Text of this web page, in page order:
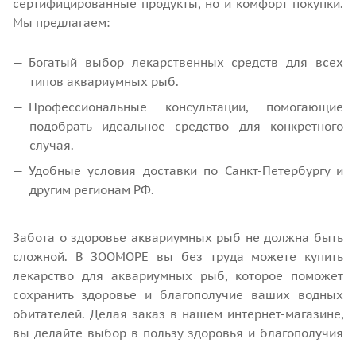
сертифицированные продукты, но и комфорт покупки.
Мы предлагаем:
Богатый выбор лекарственных средств для всех
типов аквариумных рыб.
Профессиональные консультации, помогающие
подобрать идеальное средство для конкретного
случая.
Удобные условия доставки по Санкт-Петербургу и
другим регионам РФ.
Забота о здоровье аквариумных рыб не должна быть
сложной. В ЗООМОРЕ вы без труда можете купить
лекарство для аквариумных рыб, которое поможет
сохранить здоровье и благополучие ваших водных
обитателей. Делая заказ в нашем интернет-магазине,
вы делайте выбор в пользу здоровья и благополучия